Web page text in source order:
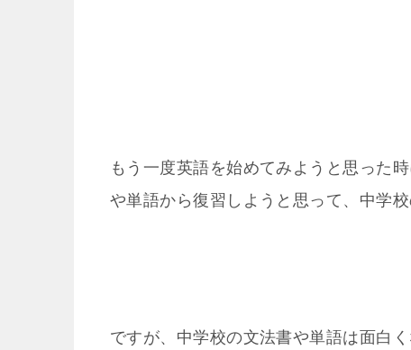
もう一度英語を始めてみようと思った
や単語から復習しようと思って、中学
ですが、中学校の文法書や単語は面白